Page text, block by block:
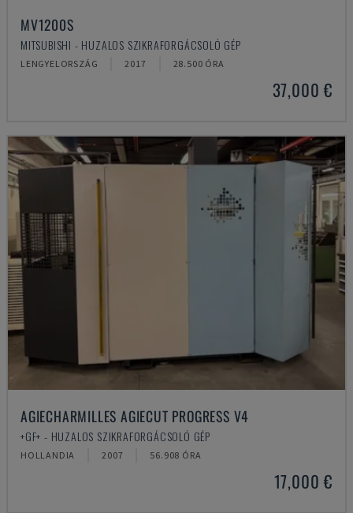
MV1200S
MITSUBISHI - HUZALOS SZIKRAFORGÁCSOLÓ GÉP
LENGYELORSZÁG 2017 28.500 ÓRA
37,000 €
AGIECHARMILLES AGIECUT PROGRESS V4
+GF+ - HUZALOS SZIKRAFORGÁCSOLÓ GÉP
HOLLANDIA 2007 56.908 ÓRA
17,000 €